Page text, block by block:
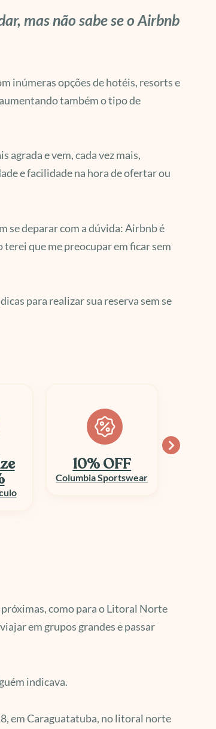
mas não sabe se o Airbnb
inúmeras opções de hotéis, resorts e
também o tipo de
agrada e vem, cada vez mais,
e facilidade na hora de ofertar ou
se deparar com a dúvida: Airbnb é
que me preocupar em ficar sem
para realizar sua reserva sem se
10% OFF
Columbia Sportswear
como para o Litoral Norte
em grupos grandes e passar
indicava.
em Caraguatatuba, no litoral norte